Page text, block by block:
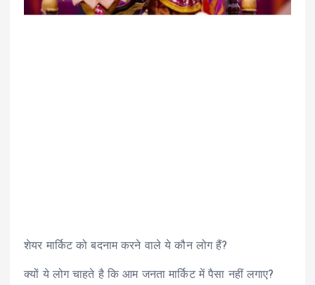
शेयर मार्किट को बदनाम करने वाले ये कौन लोग हैं?
क्यों ये लोग चाहते है कि आम जनता मार्किट में पैसा नहीं लगाए?